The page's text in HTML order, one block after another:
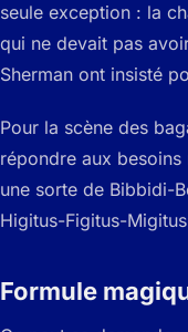
seule exception : la
qui ne devait pas
Sherman ont insisté
Pour la scène des
répondre aux besoins
une sorte de Bibbidi-
Higitus-Figitus-
Formule